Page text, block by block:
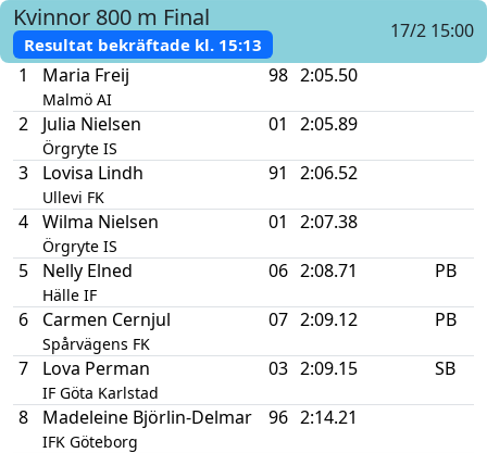
Kvinnor 800 m Final
Resultat bekräftade kl.15:13
17/2 15:00
1
Maria Freij
Malmö AI
98 2:05.50
2 Julia Nielsen
Örgryte IS
01 2:05.89
3 Lovisa Lindh
Ullevi FK
91 2:06.52
4 Wilma Nielsen
Örgryte IS
01 2:07.38
5 Nelly Elned
Hälle IF
06 2:08.71 PB
6 Carmen Cernjul
Spårvägens FK
07 2:09.12 PB
7 Lova Perman
IF Göta Karlstad
03 2:09.15 SB
8 Madeleine Björlin-Delmar
IFK Göteborg
96 2:14.21